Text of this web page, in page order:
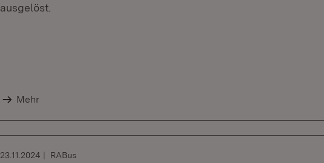
ausgelöst.
Mehr
23.11.2024 RABus